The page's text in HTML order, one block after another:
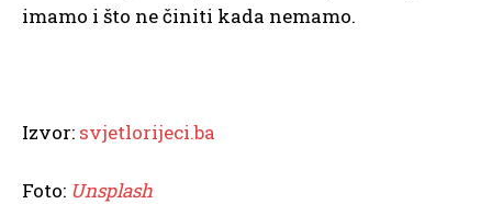
imamo i što ne činiti kada nemamo.
Izvor: svjetlorijeci.ba
Foto: Unsplash